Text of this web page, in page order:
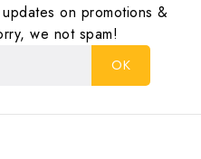
on promotions &
we not spam!